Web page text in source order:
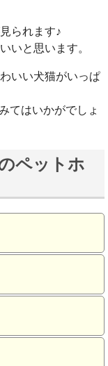
られます♪
いと思います。
いい犬猫がいっぱ
てはいかがでしょ
ペットホ